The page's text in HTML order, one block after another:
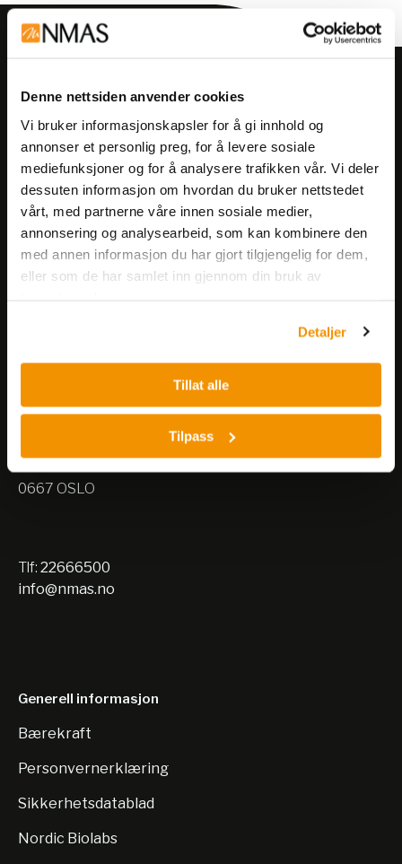
Denne nettsiden anvender cookies
Vi bruker informasjonskapsler for å gi innhold og
annonser et personlig preg, for å levere sosiale
mediefunksjoner og for å analysere trafikken vår. Vi deler
dessuten informasjon om hvordan du bruker nettstedet
vårt, med partnerne våre innen sosiale medier,
annonsering og analysearbeid, som kan kombinere den
med annen informasjon du har gjort tilgjengelig for dem,
eller som de har samlet inn gjennom din bruk av
Detaljer
Tillat alle
Tilpass
Meld deg på vårt nyhetsbrev!
arrangementer og kampanjer.
Meld på nyhetsbrev
Nils Hansens vei 8
0667 OSLO
Tlf: 22666500
info@nmas.no
Generell informasjon
Bærekraft
Personvernerklæring
Sikkerhetsdatablad
Nordic Biolabs